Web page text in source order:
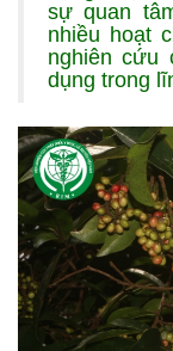
sự quan
nhiều hoạt
nghiên cứu
dụng trong